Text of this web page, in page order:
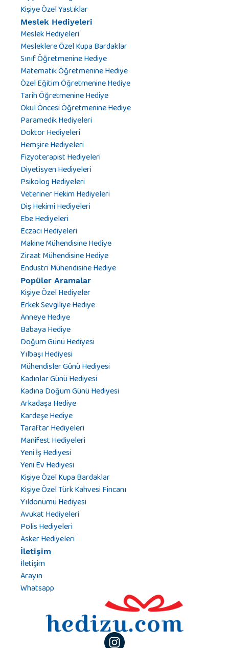
Kişiye Özel Yastıklar
Meslek Hediyeleri
Meslek Hediyeleri
Mesleklere Özel Kupa Bardaklar
Sınıf Öğretmenine Hediye
Matematik Öğretmenine Hediye
Özel Eğitim Öğretmenine Hediye
Tarih Öğretmenine Hediye
Okul Öncesi Öğretmenine Hediye
Paramedik Hediyeleri
Doktor Hediyeleri
Hemşire Hediyeleri
Fizyoterapist Hediyeleri
Diyetisyen Hediyeleri
Psikolog Hediyeleri
Veteriner Hekim Hediyeleri
Diş Hekimi Hediyeleri
Ebe Hediyeleri
Eczacı Hediyeleri
Makine Mühendisine Hediye
Ziraat Mühendisine Hediye
Endüstri Mühendisine Hediye
Popüler Aramalar
Kişiye Özel Hediyeler
Erkek Sevgiliye Hediye
Anneye Hediye
Babaya Hediye
Doğum Günü Hediyesi
Yılbaşı Hediyesi
Mühendisler Günü Hediyesi
Kadınlar Günü Hediyesi
Kadına Doğum Günü Hediyesi
Arkadaşa Hediye
Kardeşe Hediye
Taraftar Hediyeleri
Manifest Hediyeleri
Yeni İş Hediyesi
Yeni Ev Hediyesi
Kişiye Özel Kupa Bardaklar
Kişiye Özel Türk Kahvesi Fincanı
Yıldönümü Hediyesi
Avukat Hediyeleri
Polis Hediyeleri
Asker Hediyeleri
İletişim
İletişim
Arayın
Whatsapp